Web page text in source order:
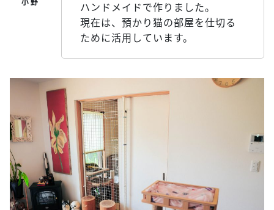
ハンドメイドで作りました。
現在は、預かり猫の部屋を仕切る
ために活用しています。